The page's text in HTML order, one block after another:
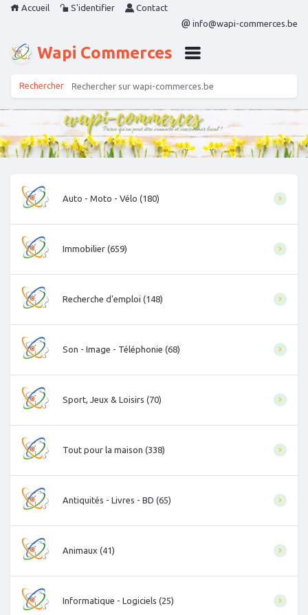
Accueil S'identifier
Contact
info@wapi-commerces.be
Wapi Commerces
Auto - Moto - Vélo (180)
Immobilier (659)
Recherche d'emploi (148)
Son - Image - Téléphonie (68)
Sport, Jeux & Loisirs (70)
Tout pour la maison (338)
Antiquités - Livres - BD (65)
Animaux (41)
Informatique - Logiciels (25)